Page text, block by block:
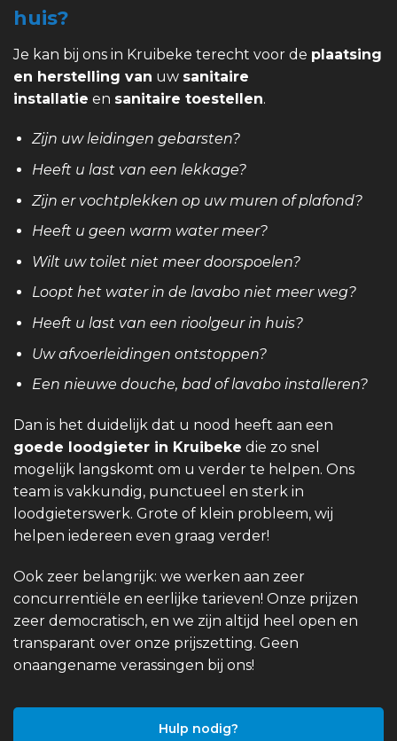
huis?
Je kan bij ons in Kruibeke terecht voor de plaatsing
en herstelling van uw sanitaire
installatie en sanitaire toestellen.
Zijn uw leidingen gebarsten?
Heeft u last van een lekkage?
Zijn er vochtplekken op uw muren of plafond?
Heeft u geen warm water meer?
Wilt uw toilet niet meer doorspoelen?
Loopt het water in de lavabo niet meer weg?
Heeft u last van een rioolgeur in huis?
Uw afvoerleidingen ontstoppen?
Een nieuwe douche, bad of lavabo installeren?
Dan is het duidelijk dat u nood heeft aan een
goede loodgieter in Kruibeke die zo snel
mogelijk langskomt om u verder te helpen. Ons
team is vakkundig, punctueel en sterk in
loodgieterswerk. Grote of klein probleem, wij
helpen iedereen even graag verder!
Ook zeer belangrijk: we werken aan zeer
concurrentiële en eerlijke tarieven! Onze prijzen
zeer democratisch, en we zijn altijd heel open en
transparant over onze prijszetting. Geen
onaangename verassingen bij ons!
Hulp nodig?